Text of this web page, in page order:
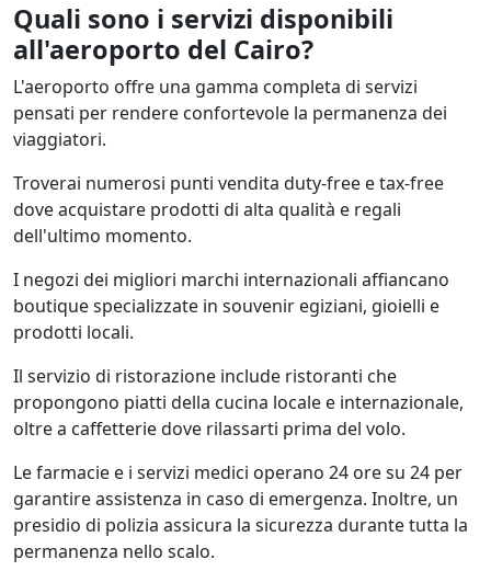
Quali sono i servizi disponibili
all'aeroporto del Cairo?
L'aeroporto offre una gamma completa di servizi
pensati per rendere confortevole la permanenza dei
viaggiatori.
Troverai numerosi punti vendita duty-free e tax-free
dove acquistare prodotti di alta qualità e regali
dell'ultimo momento.
I negozi dei migliori marchi internazionali affiancano
boutique specializzate in souvenir egiziani, gioielli e
prodotti locali.
Il servizio di ristorazione include ristoranti che
propongono piatti della cucina locale e internazionale,
oltre a caffetterie dove rilassarti prima del volo.
Le farmacie e i servizi medici operano 24 ore su 24 per
garantire assistenza in caso di emergenza. Inoltre, un
presidio di polizia assicura la sicurezza durante tutta la
permanenza nello scalo.